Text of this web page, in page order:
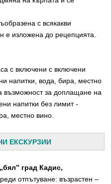
с всякакви
е изложена до рецепцията.
с включени с включени
напитки, вода, бира, местно
възможност за доплащане на
напитки без лимит -
местно вино.
ЕКСКУРЗИИ
град Кадис,
отпътуване: възрастен –